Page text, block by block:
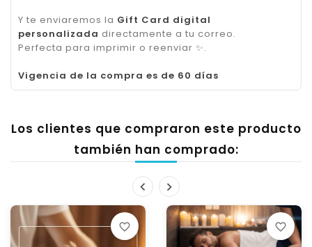
Y te enviaremos la Gift Card digital
personalizada directamente a tu correo.
Perfecta para imprimir o reenviar ✨.
Vigencia de la compra es de 60 días
Los clientes que compraron este producto
también han comprado:
favorite_border favorite_border